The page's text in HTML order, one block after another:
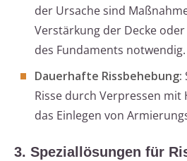
der Ursache sind
Verstärkung der Decke
des Fundaments notwendig.
Dauerhafte Rissbehebung:
Risse durch Verpressen
das Einlegen von
3. Speziallösungen für